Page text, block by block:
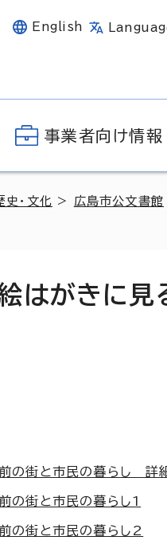
English
事業者向け情報
史・文化 > 広島市公文書館
はがきに見
の街と市民の暮らし 詳
の街と市民の暮らし1
の街と市民の暮らし2